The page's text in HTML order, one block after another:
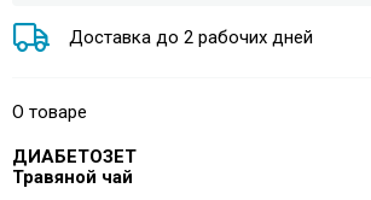
Доставка до 2 рабочих дней
О товаре
ДИАБЕТОЗЕТ
Травяной чай